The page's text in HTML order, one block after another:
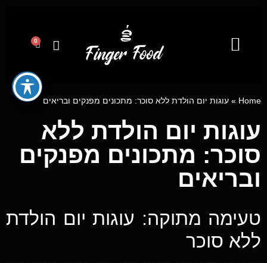
0
Home
» עוגות יום הולדת ללא סוכר: מתכונים מפנקים ובריאים
עוגות יום הולדת ללא
סוכר: מתכונים מפנקים
ובריאים
טעימה מתוקה: עוגות יום הולדת
ללא סוכר